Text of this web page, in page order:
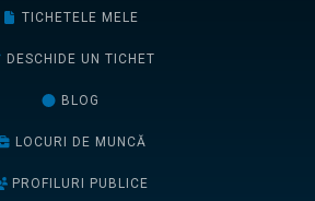
TICHETELE MELE
DESCHIDE UN TICHET
BLOG
LOCURI DE MUNCĂ
PROFILURI PUBLICE